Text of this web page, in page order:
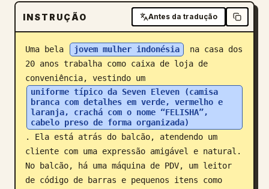
Transferir
Blogue
Atualizações
INSTRUÇÃO Antes da tradução
Uma bela jovem mulher indonésia
na casa dos
20 anos trabalha como caixa de loja de
conveniência, vestindo um
uniforme típico da Seven Eleven (camisa
branca com detalhes em verde, vermelho e
laranja, crachá com o nome “FELISHA”,
cabelo preso de forma organizada)
. Ela está atrás do balcão, atendendo um
cliente com uma expressão amigável e natural.
No balcão, há uma máquina de PDV, um leitor
de código de barras e pequenos itens como